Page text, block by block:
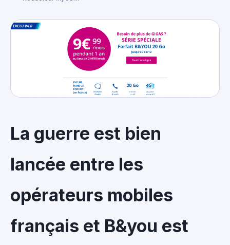
La guerre est bien
lancée entre les
opérateurs mobiles
français et B&you est